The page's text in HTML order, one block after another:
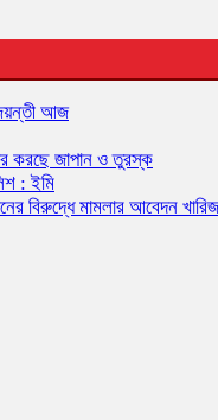
আজ
করছে জাপান ও তুরস্ক
: ইমি
বিরুদ্ধে মামলার আবেদন খারিজ